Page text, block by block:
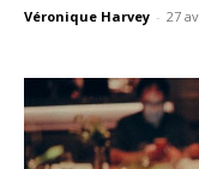
Véronique Harvey - 27